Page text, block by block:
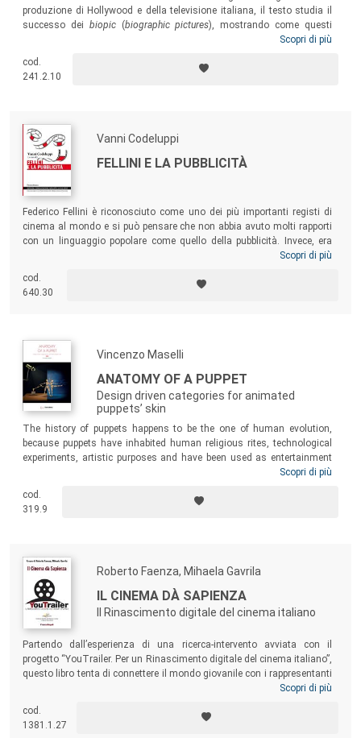
produzione di Hollywood e della televisione italiana, il testo studia il
successo dei biopic(biographic pictures), mostrando come questi
siano film la cui struttura esprime sulla forma di vita del protagonista
l’analisi di alcuni fra i
di maggior successo critico e
commerciale.
Scopri di più
cod.
241.2.10
Vanni Codeluppi
FELLINI E LA PUBBLICITÀ
Federico Fellini è riconosciuto come uno dei più importanti registi di
cinema al mondo e si può pensare che non abbia avuto molti rapporti
con un linguaggio popolare come quello della pubblicità. Invece, era
esattamente il contrario e questo libro vuole mostrare che Fellini ha
lasciandoci degli esempi di pubblicità che devono essere considerati
attentamente anche da parte dei professionisti odierni della
Scopri di più
cod.
640.30
Vincenzo Maselli
ANATOMY OF A PUPPET
Design driven categories for animated
puppets’ skin
The history of puppets happens to be the one of human evolution,
because puppets have inhabited human religious rites, technological
experiments, artistic purposes and have been used as entertainment
tools. This volume focuses on a specific typology of puppets, the
By engaging an interdisciplinary analysis of animated puppets’
manufacturing processes, this book places a challenge: it merges
aspects.
Scopri di più
cod.
319.9
Roberto Faenza, Mihaela Gavrila
IL CINEMA DÀ SAPIENZA
Il Rinascimento digitale del cinema italiano
Partendo dall’esperienza di una ricerca-intervento avviata con il
progetto “YouTrailer. Per un Rinascimento digitale del cinema italiano”,
questo libro tenta di connettere il mondo giovanile con i rappresentanti
e gli operatori dell’industria cinematografica e audiovisiva. Le diverse
coinvolgono il mondo del cinema, immaginando strategie per creare
ponti comunicativi con l’universo giovanile nel rispetto dei nuovi
Scopri di più
cod.
1381.1.27